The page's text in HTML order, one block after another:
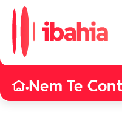
•Nem Te